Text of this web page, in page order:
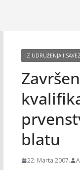
IZ UDRUŽENJA I
blatu
22. Marta 2007.